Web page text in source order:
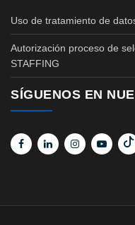
Uso de tratamiento de
Autorización proceso de
STAFFING
SÍGUENOS EN